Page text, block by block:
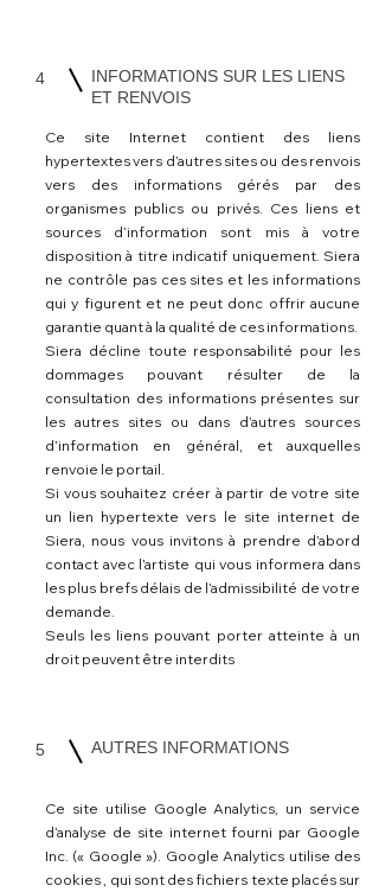
4
INFORMATIONS SUR LES LIENS
ET RENVOIS
Ce site Internet contient des liens
hypertextes vers d’autres sites ou des renvois
vers des informations gérés par des
organismes publics ou privés. Ces liens et
sources d’information sont mis à votre
disposition à titre indicatif uniquement. Siera
ne contrôle pas ces sites et les informations
qui y figurent et ne peut donc offrir aucune
garantie quant à la qualité de ces informations.
Siera décline toute responsabilité pour les
dommages pouvant résulter de la
consultation des informations présentes sur
les autres sites ou dans d’autres sources
d’information en général, et auxquelles
renvoie le portail.
Si vous souhaitez créer à partir de votre site
un lien hypertexte vers le site internet de
Siera, nous vous invitons à prendre d’abord
contact avec l’artiste qui vous informera dans
les plus brefs délais de l’admissibilité de votre
demande.
Seuls les liens pouvant porter atteinte à un
droit peuvent être interdits
5 AUTRES INFORMATIONS
Ce site utilise Google Analytics, un service
d’analyse de site internet fourni par Google
Inc. (« Google »). Google Analytics utilise des
cookies , qui sont des fichiers texte placés sur